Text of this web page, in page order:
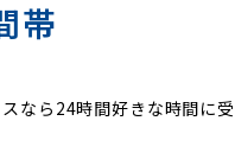
帯
なら24時間好きな時間に受